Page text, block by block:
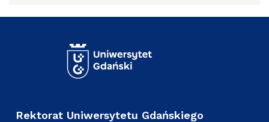
Rektorat Uniwersytetu Gdańskiego